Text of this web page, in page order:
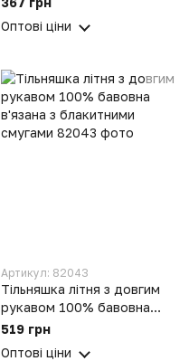
Оптові ціни
Артикул: 82043
Тільняшка літня з довгим
рукавом 100% бавовна
в'язана з блакитними
519 грн
Оптові ціни